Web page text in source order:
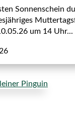
Sonnenschein
um 14 Uhr...